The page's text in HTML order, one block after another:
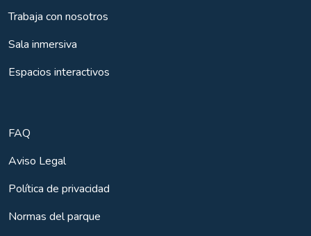
Trabaja con nosotros
Sala inmersiva
Espacios interactivos
FAQ
Aviso Legal
Política de privacidad
Normas del parque